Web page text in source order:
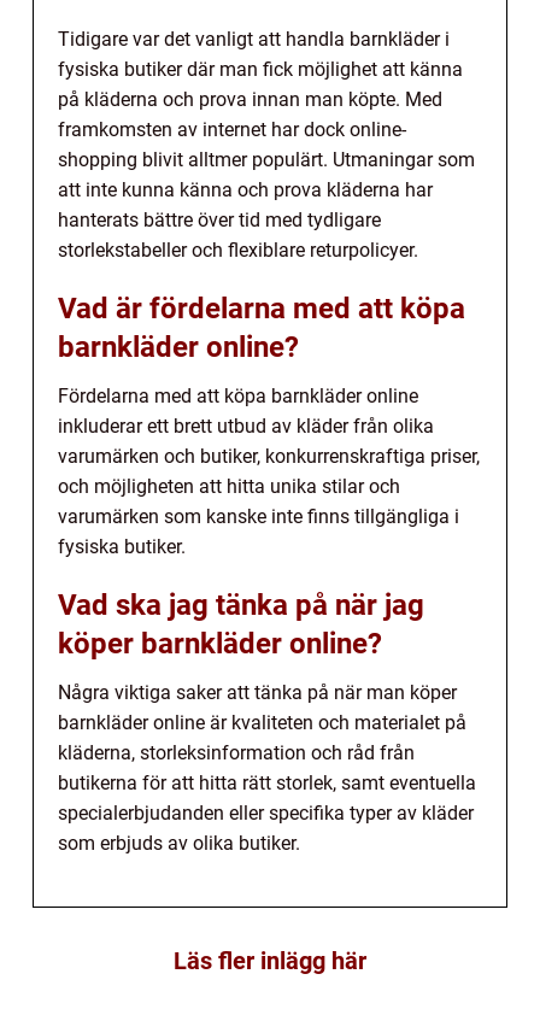
Tidigare var det vanligt att handla barnkläder i
fysiska butiker där man fick möjlighet att känna
på kläderna och prova innan man köpte. Med
framkomsten av internet har dock online-
shopping blivit alltmer populärt. Utmaningar som
att inte kunna känna och prova kläderna har
hanterats bättre över tid med tydligare
storlekstabeller och flexiblare returpolicyer.
Vad är fördelarna med att köpa
barnkläder online?
Fördelarna med att köpa barnkläder online
inkluderar ett brett utbud av kläder från olika
varumärken och butiker, konkurrenskraftiga priser,
och möjligheten att hitta unika stilar och
varumärken som kanske inte finns tillgängliga i
fysiska butiker.
Vad ska jag tänka på när jag
köper barnkläder online?
Några viktiga saker att tänka på när man köper
barnkläder online är kvaliteten och materialet på
kläderna, storleksinformation och råd från
butikerna för att hitta rätt storlek, samt eventuella
specialerbjudanden eller specifika typer av kläder
som erbjuds av olika butiker.
Läs fler inlägg här